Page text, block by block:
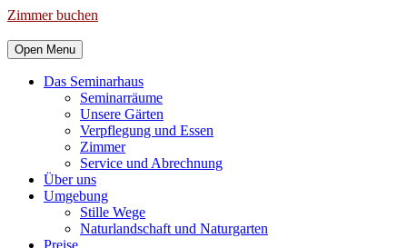
Zimmer buchen
Open Menu
Das Seminarhaus
Seminarräume
Unsere Gärten
Verpflegung und Essen
Zimmer
Service und Abrechnung
Über uns
Umgebung
Stille Wege
Naturlandschaft und Naturgarten
Preise